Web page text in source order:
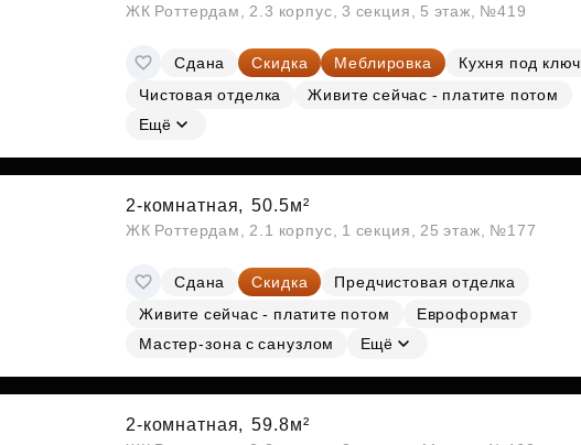
ЖК Роттердам, 2.3 корпус, 3 секция, 5 этаж, №419
Сдана Скидка Меблировка
Кухня под ключ
Чистовая отделка
Живите сейчас - платите потом
Ещё
2-комнатная, 50.5м²
ЖК Роттердам, 2.1 корпус, 1 секция, 25 этаж, №177
Сдана Скидка
Предчистовая отделка
Живите сейчас - платите потом
Евроформат
Мастер-зона с санузлом
Ещё
2-комнатная, 59.8м²